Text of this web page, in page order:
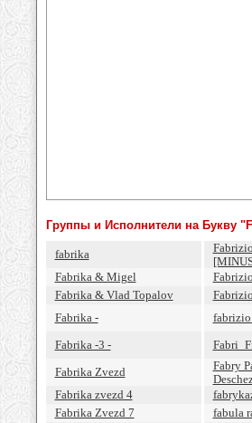
Группы и Исполнители на Букву
fabrika
Fabrika & Migel
Fabrika & Vlad Topalov
Fabrika -
fabrizio
Fabrika -3 -
Fabrika Zvezd
Fabry
Fabrika zvezd 4
Fabrika Zvezd 7
fabula